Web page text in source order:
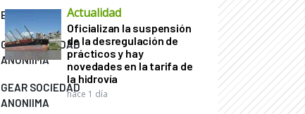
EMPRESA
GEAR SOCIEDAD
ANONIIMA
GEAR SOCIEDAD
ANONIIMA
Actualidad
Oficializan la suspensión
de la desregulación de
prácticos y hay
novedades en la tarifa de
la hidrovía
hace 1 día